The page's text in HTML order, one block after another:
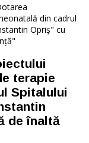
din cadrul
Opriș" cu
terapie
Spitalului
de înaltă